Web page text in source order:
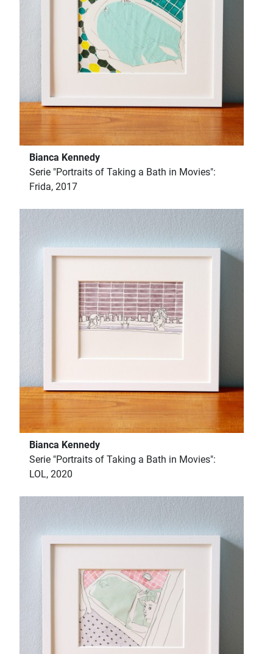
Bianca Kennedy
Serie "Portraits of Taking a Bath in Movies":
Frida, 2017
Bianca Kennedy
Serie "Portraits of Taking a Bath in Movies":
LOL, 2020